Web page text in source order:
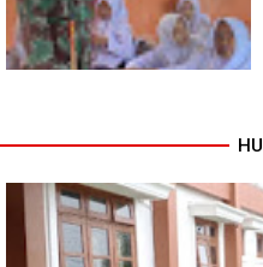
Babinsa Tanamkan Nilai
kepada Siswa SMP